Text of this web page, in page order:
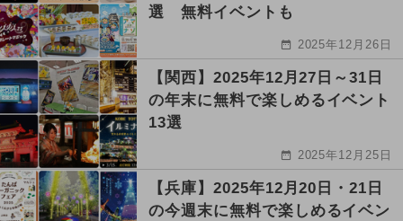
選 無料イベントも
2025年12月26日
【関西】2025年12月27日～31日
の年末に無料で楽しめるイベント
13選
2025年12月25日
【兵庫】2025年12月20日・21日
の今週末に無料で楽しめるイベン